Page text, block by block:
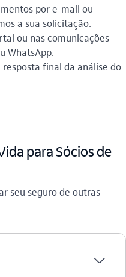
por e-mail ou
a sua solicitação.
ou nas comunicações
WhatsApp.
final da análise do
para Sócios de
seu seguro de outras
seta_baixo